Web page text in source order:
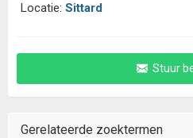
Locatie: Sittard
Stuur
Gerelateerde zoektermen